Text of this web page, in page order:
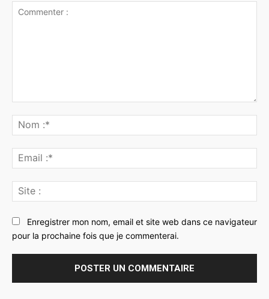
:*
:*
:
Enregistrer mon nom, email et site web dans ce navigateur
pour la prochaine fois que je commenterai.